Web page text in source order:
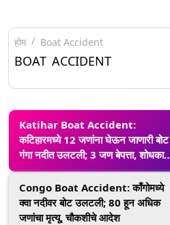
होम Boat Accident
BOAT ACCIDENT
Katihar Boat Accident:
कटिहारमध्ये 12 जणांना घेऊन जाणारी बोट
गंगा नदीत उलटली; 3 जण बेपत्ता, शोधकार्य
सुरू
Congo Boat Accident: काँगोमध्ये
क्वा नदीवर बोट उलटली; 80 हून अधिक
जणांचा मृत्यू, चौकशीचे आदेश